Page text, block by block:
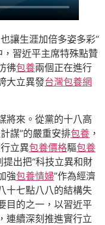
讓生涯加倍多姿多彩”
，習近平主席特殊點贊
彿包養兩個正在進行
大立異發台灣包養網
將來。從黨的十八高
謀”的嚴重安排包養 ，
立異包養價格驅包養
提出把“科技立異和財
強包養情婦”作為經濟
十七點八八的結構失
目的之一，以習近平
連續深刻推進實行立